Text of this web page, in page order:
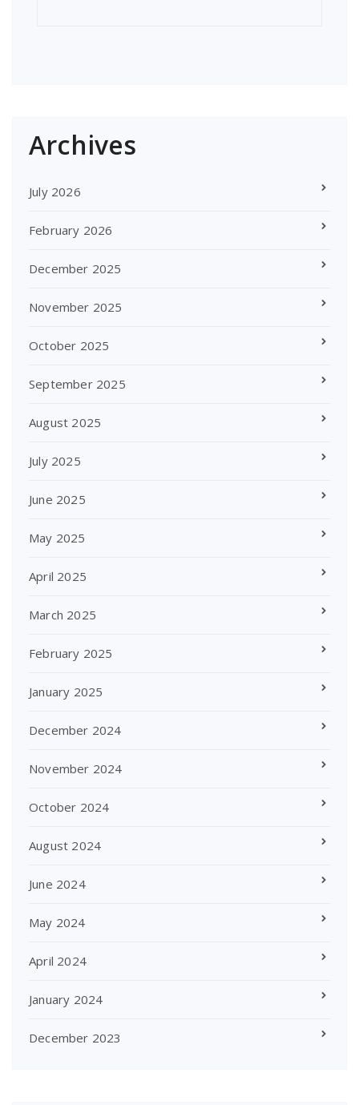
Archives
July 2026
February 2026
December 2025
November 2025
October 2025
September 2025
August 2025
July 2025
June 2025
May 2025
April 2025
March 2025
February 2025
January 2025
December 2024
November 2024
October 2024
August 2024
June 2024
May 2024
April 2024
January 2024
December 2023